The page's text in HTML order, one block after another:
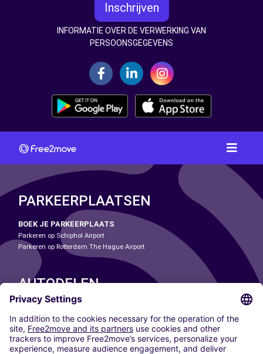
Inschrijven
INFORMATIE OVER DE VERWERKING VAN
PERSOONSGEGEVENS
PARKEERPLAATSEN
BOEK JE PARKEERPLAATS
Parkeren op Schiphol Airport
Parkeren op Rotterdam The Hague Airport
AUTODELEN
ONZE STEDEN
Paris
Madrid
Washington DC
Milaan